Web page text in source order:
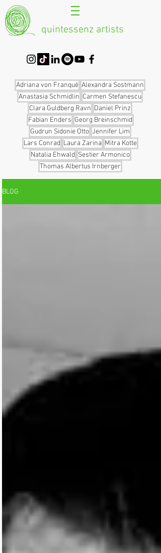
quintessenz artists
Adriana von Franqué Alexandra Sostmann
Anastasia Schmidlin Carmen Stefanescu
Clara Guldberg Ravn Daniel Prinz
Fabian Enders Georg Breinschmid
Gudrun Sidonie Otto Jennifer Lim
Lars Conrad Laura Zarina Mitra Kotte
Natalia Ehwald Sestier Armonico
Thomas Albertus Irnberger
BLOG